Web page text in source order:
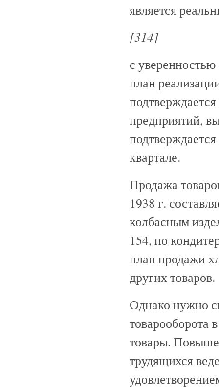
является
[314]
с
план
предприятий,
квартале.
Продажа
1938 г.
колбасным
154, по
план продажи
других товаров.
Однако нужно
товарооборота
товары.
трудящихся